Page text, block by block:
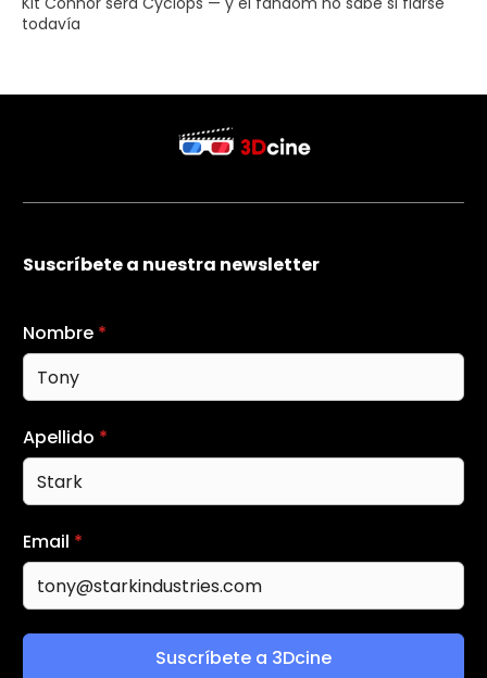
todavía
Suscríbete a nuestra newsletter
Nombre *
Apellido *
Email *
Suscríbete a 3Dcine